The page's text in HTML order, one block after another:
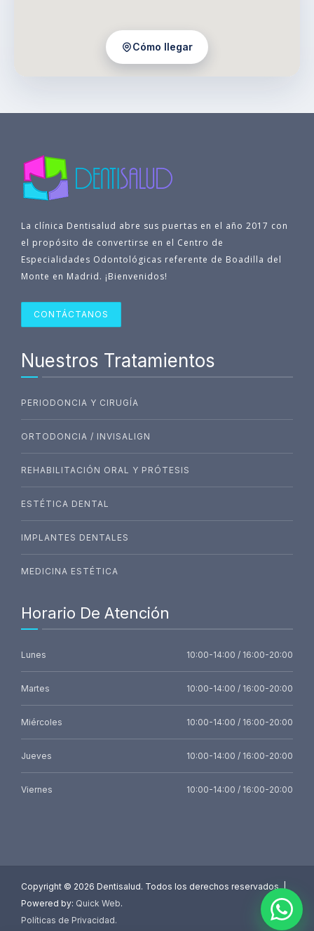
Cómo llegar
La clínica Dentisalud abre sus puertas en el año 2017 con
el propósito de convertirse en el Centro de
Especialidades Odontológicas referente de Boadilla del
Monte en Madrid. ¡Bienvenidos!
CONTÁCTANOS
Nuestros Tratamientos
PERIODONCIA Y CIRUGÍA
ORTODONCIA / INVISALIGN
REHABILITACIÓN ORAL Y PRÓTESIS
ESTÉTICA DENTAL
IMPLANTES DENTALES
MEDICINA ESTÉTICA
Horario De Atención
Lunes 10:00-14:00 / 16:00-20:00
Martes 10:00-14:00 / 16:00-20:00
Miércoles 10:00-14:00 / 16:00-20:00
Jueves 10:00-14:00 / 16:00-20:00
Viernes 10:00-14:00 / 16:00-20:00
Copyright © 2026 Dentisalud. Todos los derechos reservados. |
Powered by: Quick Web.
Políticas de Privacidad.